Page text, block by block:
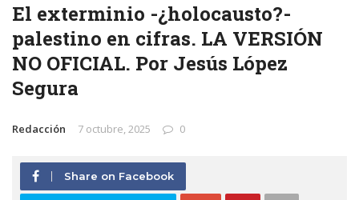
El exterminio -¿holocausto?-
palestino en cifras. LA VERSIÓN
NO OFICIAL. Por Jesús López
Segura
Redacción 7 octubre, 2025 0
Share on Facebook